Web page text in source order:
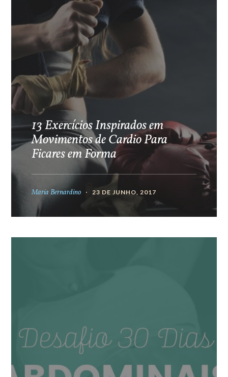
13 Exercícios Inspirados em
Movimentos de Cardio Para
Ficares em Forma
Maria Bernardino 23 DE JUNHO, 2017